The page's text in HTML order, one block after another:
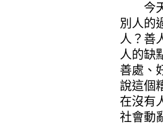
今天
別人的
人？善
人的缺
善處、
說這個
在沒有
社會動